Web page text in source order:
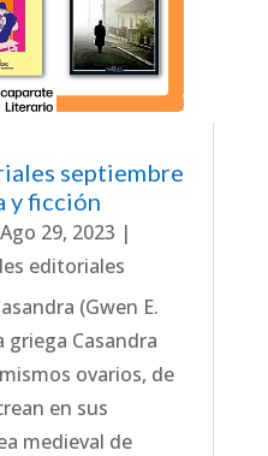
septiembre
y ficción
Ago 29, 2023 |
editoriales
(Gwen E.
Casandra
ovarios, de
en sus
medieval de